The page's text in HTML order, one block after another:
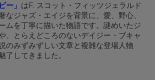
ー 」 はF. スコット・フィッツジェラルド
なジャズ・エイジを背景に、愛、野心、
ムを丁寧に描いた物語です。謎めいたジ
、とらえどころのないデイジー・ブキャ
のみずみずしい文章と複雑な登場人物
了してきました。